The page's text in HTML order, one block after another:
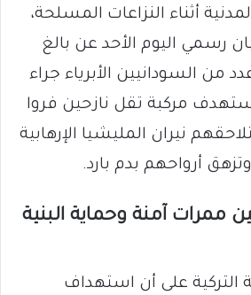
أثناء النزاعات المسلحة،
رسمي اليوم الأحد عن بالغ
من السودانيين الأبرياء جراء
مركبة تقل نازحين فروا
نيران المليشيا الإرهابية
أرواحهم بدم بارد.
ممرات آمنة وحماية البنية
التركية على أن استهداف